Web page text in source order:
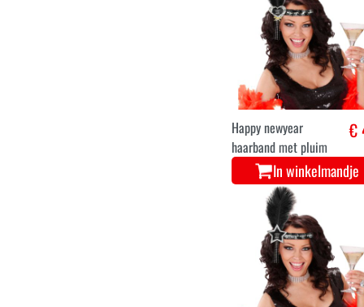
Zilveren party kit
Gelukkig Nieuwjaar
10 personen
€
In winkelmandje
Happy newyear
haarband met pluim
€